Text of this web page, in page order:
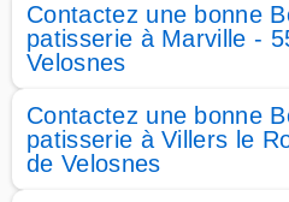
Contactez une bonne
patisserie à Marville -
Velosnes
Contactez une bonne
patisserie à Villers le
de Velosnes